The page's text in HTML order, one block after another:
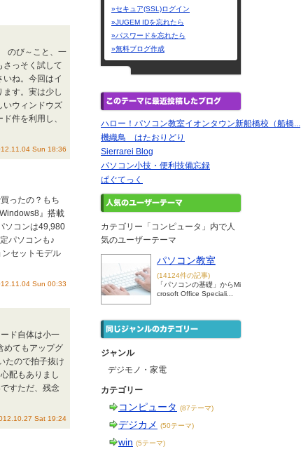
のび～こと、一
さっそく試して
ね。今回はイ
す。実は少し
いウィンドウズ
件を利用し、
Sun 18:36
ったの？もち
』搭載
ソコンは49,980
パソコンも♪
セットモデル
Sun 00:33
ド自体は小一
めてもアップグ
たので拍子抜け
配もありまし
すただ、残念
Sat 19:24
»セキュア(SSL)ログイン
»JUGEM IDを忘れたら
»パスワードを忘れたら
»無料ブログ作成
ハロー！パソコン教室イオンタウン新船橋校（船橋...
機織鳥 はたおりどり
Sierrarei Blog
パソコン小技・便利技備忘録
ぱぐてっく
カテゴリー「コンピュータ」内で人
気のユーザーテーマ
パソコン教室
(14124件の記事)
「パソコンの基礎」からMi
crosoft Office Speciali...
ジャンル
デジモノ・家電
カテゴリー
コンピュータ (87テーマ)
デジカメ (50テーマ)
win (5テーマ)